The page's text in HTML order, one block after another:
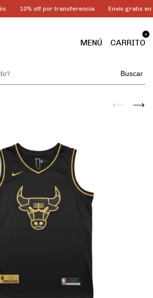
10% off por transferencia Envío gratis en
MENÚ CARRITO
0
Buscar